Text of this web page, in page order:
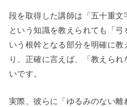
段を取得した講師は「五十重文
という知識を教えられても「弓
いう根幹となる部分を明確に教
り、正確に言えば、「教えら
いです。
実際、彼らに「ゆるみのない